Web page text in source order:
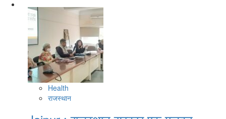
Health
राजस्थान